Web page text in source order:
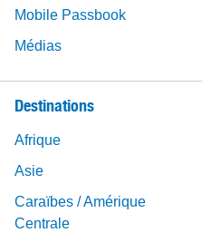
Mobile Passbook
Médias
Destinations
Afrique
Asie
Caraïbes / Amérique
Centrale